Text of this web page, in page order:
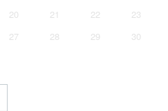
20 21 22
23
27 28 29
30